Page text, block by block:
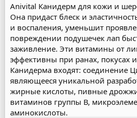
Anivital Канидерм для кожи и
Она придаст блеск и
и воспаления, уменьшит
повреждении подушечек лап
заживление. Эти витамины от
эффективны при ранах, покусах и
Канидерма входят: соединение
являющееся уникальной
жирные кислоты, пивные
витаминов группы В,
аминокислоты.